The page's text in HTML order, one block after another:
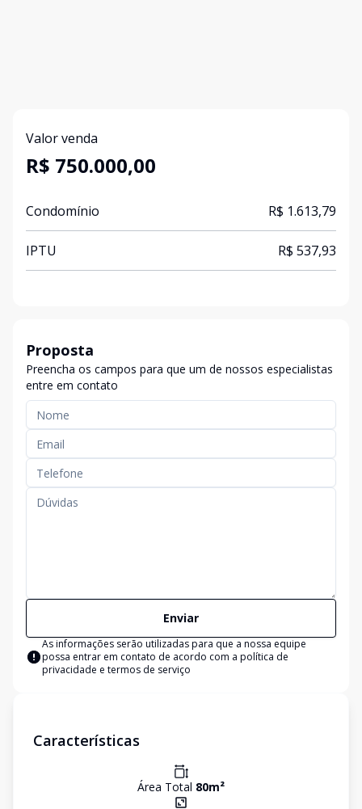
Valor venda
R$ 750.000,00
Condomínio R$ 1.613,79
IPTU R$ 537,93
Proposta
Preencha os campos para que um de nossos especialistas
entre em contato
Enviar
As informações serão utilizadas para que a nossa equipe
possa entrar em contato de acordo com a política de
privacidade e termos de serviço
Características
Área Total 80m²